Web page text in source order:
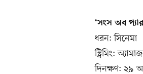
‘সংস অব
ধরন: সিনেমা
স্ট্রিমিং:
দিনক্ষণ: ২৯